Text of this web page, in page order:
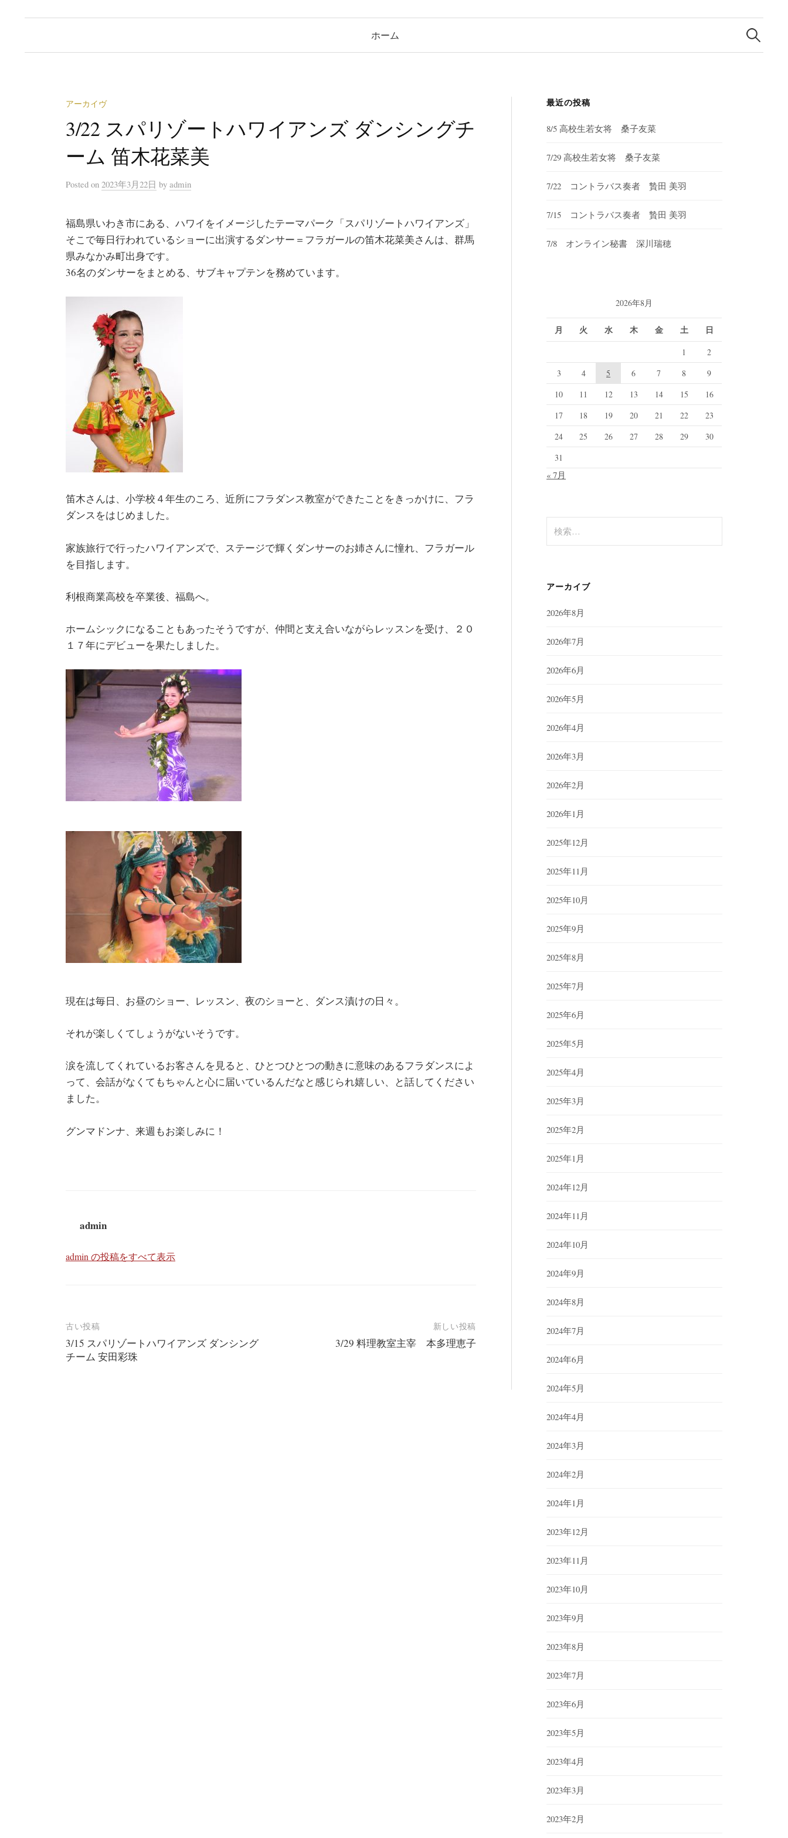
ホーム
検
索:
アーカイヴ
3/22 スパリゾートハワイアンズ ダンシングチ
ーム 笛木花菜美
Posted on 2023年3月22日 by admin
福島県いわき市にある、ハワイをイメージしたテーマパーク「スパリゾートハワイアンズ」
そこで毎日行われているショーに出演するダンサー＝フラガールの笛木花菜美さんは、群馬
県みなかみ町出身です。
36名のダンサーをまとめる、サブキャプテンを務めています。
笛木さんは、小学校４年生のころ、近所にフラダンス教室ができたことをきっかけに、フラ
ダンスをはじめました。
家族旅行で行ったハワイアンズで、ステージで輝くダンサーのお姉さんに憧れ、フラガール
を目指します。
利根商業高校を卒業後、福島へ。
ホームシックになることもあったそうですが、仲間と支え合いながらレッスンを受け、２０
１７年にデビューを果たしました。
現在は毎日、お昼のショー、レッスン、夜のショーと、ダンス漬けの日々。
それが楽しくてしょうがないそうです。
涙を流してくれているお客さんを見ると、ひとつひとつの動きに意味のあるフラダンスによ
って、会話がなくてもちゃんと心に届いているんだなと感じられ嬉しい、と話してください
ました。
グンマドンナ、来週もお楽しみに！
admin
admin の投稿をすべて表示
投
稿
ナ
古い投稿
3/15 スパリゾートハワイアンズ ダンシング
チーム 安田彩珠
新しい投稿
3/29 料理教室主宰 本多理恵子
最近の投稿
8/5 高校生若女将 桑子友菜
7/29 高校生若女将 桑子友菜
7/22 コントラバス奏者 贄田 美羽
7/15 コントラバス奏者 贄田 美羽
7/8 オンライン秘書 深川瑞穂
2026年8月
月 火 水 木 金 土 日
1
2
3
4 5 6 7 8
9
10
11 12 13 14 15
16
17
18 19 20 21 22
23
24
25 26 27 28 29
30
31
« 7月
索:
アーカイブ
2026年8月
2026年7月
2026年6月
2026年5月
2026年4月
2026年3月
2026年2月
2026年1月
2025年12月
2025年11月
2025年10月
2025年9月
2025年8月
2025年7月
2025年6月
2025年5月
2025年4月
2025年3月
2025年2月
2025年1月
2024年12月
2024年11月
2024年10月
2024年9月
2024年8月
2024年7月
2024年6月
2024年5月
2024年4月
2024年3月
2024年2月
2024年1月
2023年12月
2023年11月
2023年10月
2023年9月
2023年8月
2023年7月
2023年6月
2023年5月
2023年4月
2023年3月
2023年2月